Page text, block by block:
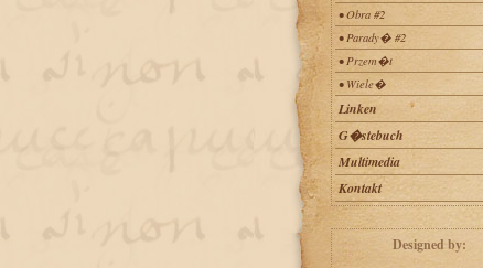
• Obra #2
• Parady� #2
• Przem�t
• Wiele�
Linken
G�stebuch
Multimedia
Kontakt
Designed by: